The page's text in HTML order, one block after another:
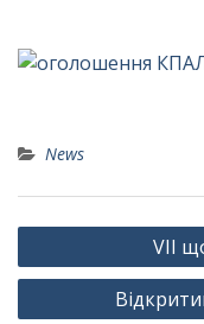
News
Навігація
записів
VII